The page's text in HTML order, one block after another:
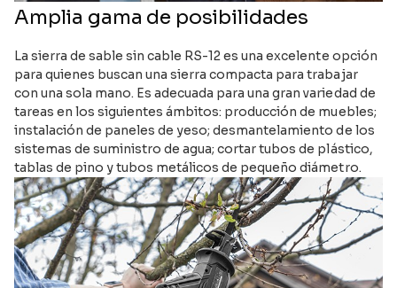
Amplia gama de posibilidades
La sierra de sable sin cable RS-12 es una excelente opción
para quienes buscan una sierra compacta para trabajar
con una sola mano. Es adecuada para una gran variedad de
tareas en los siguientes ámbitos: producción de muebles;
instalación de paneles de yeso; desmantelamiento de los
sistemas de suministro de agua; cortar tubos de plástico,
tablas de pino y tubos metálicos de pequeño diámetro.